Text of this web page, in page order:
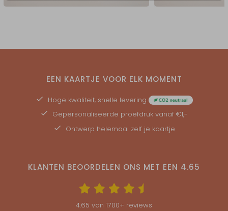
EEN KAARTJE VOOR ELK MOMENT
Hoge kwaliteit, snelle levering
Gepersonaliseerde proefdruk vanaf €1,-
Ontwerp helemaal zelf je kaartje
KLANTEN BEOORDELEN ONS MET EEN 4.65
4.65 van 1700+ reviews